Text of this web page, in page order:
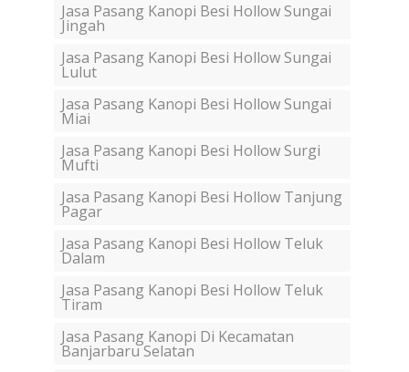
Jasa Pasang Kanopi Besi Hollow Sungai
Jingah
Jasa Pasang Kanopi Besi Hollow Sungai
Lulut
Jasa Pasang Kanopi Besi Hollow Sungai
Miai
Jasa Pasang Kanopi Besi Hollow Surgi
Mufti
Jasa Pasang Kanopi Besi Hollow Tanjung
Pagar
Jasa Pasang Kanopi Besi Hollow Teluk
Dalam
Jasa Pasang Kanopi Besi Hollow Teluk
Tiram
Jasa Pasang Kanopi Di Kecamatan
Banjarbaru Selatan